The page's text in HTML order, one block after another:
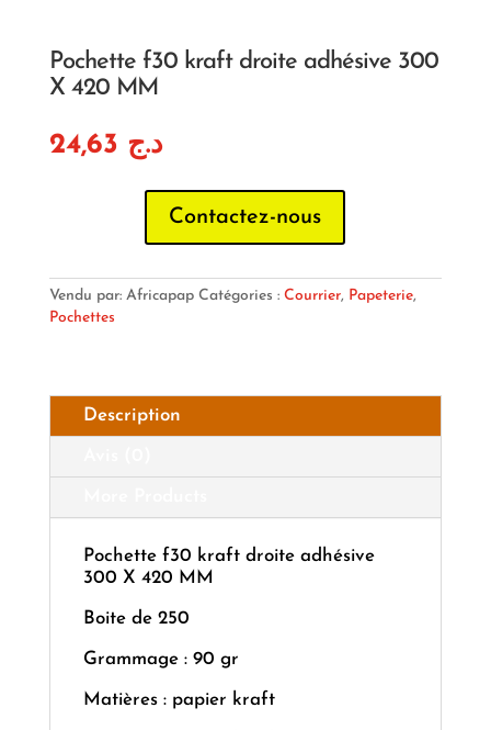
Pochette f30 kraft droite adhésive 300
X 420 MM
د.ج
Contactez-nous
Vendu par: Africapap Catégories : Courrier, Papeterie,
Pochettes
Description
Pochette f30 kraft droite adhésive
300 X 420 MM
Boite de 250
Grammage : 90 gr
Matières : papier kraft